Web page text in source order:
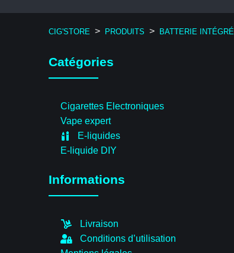
CIG'STORE > PRODUITS > BATTERIE INTÉGRÉ
Catégories
Cigarettes Electroniques
Vape expert
E-liquides
E-liquide DIY
Informations
Livraison
Conditions d’utilisation